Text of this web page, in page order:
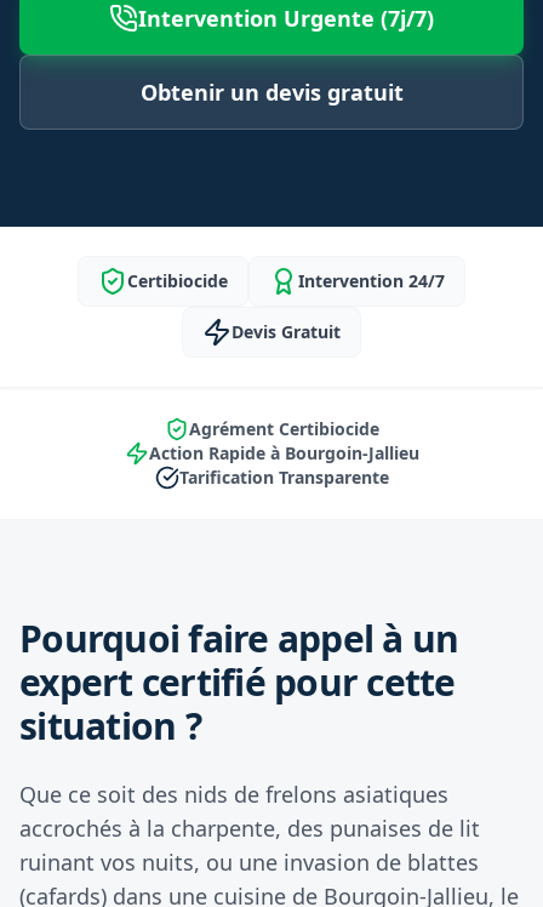
Intervention Urgente (7j/7)
Obtenir un devis gratuit
Certibiocide Intervention 24/7
Devis Gratuit
Agrément Certibiocide
Action Rapide à Bourgoin-Jallieu
Tarification Transparente
Pourquoi faire appel à un
expert certifié pour cette
situation ?
Que ce soit des nids de frelons asiatiques
accrochés à la charpente, des punaises de lit
ruinant vos nuits, ou une invasion de blattes
(cafards) dans une cuisine de Bourgoin-Jallieu, le